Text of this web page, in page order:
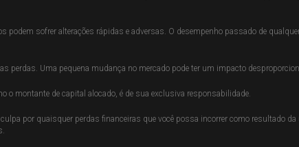
sofrer alterações rápidas e adversas. O desempenho passado de
Uma pequena mudança no mercado pode ter um impacto
o montante de capital alocado, é de sua exclusiva responsabilidade.
por quaisquer perdas financeiras que você possa incorrer como resultado